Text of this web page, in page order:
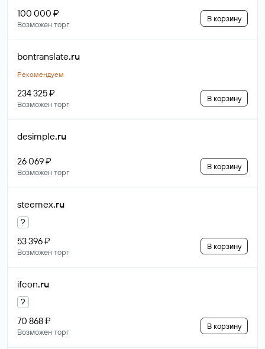
100 000 ₽
Возможен торг
В корзину
bontranslate.ru
Рекомендуем
234 325 ₽
Возможен торг
В корзину
desimple.ru
26 069 ₽
Возможен торг
В корзину
steemex.ru
?
53 396 ₽
Возможен торг
В корзину
ifcon.ru
?
70 868 ₽
Возможен торг
В корзину